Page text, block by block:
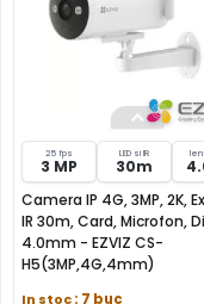
Puteti supraveghea
acoperita de
microfon incorporat,
zgomote suspecte,
locatia respectiva,
mare.
25 fps
3 MP
LED si IR
30m
Camera IP 4G, 3MP, 2K, Exterior,
IR 30m, Card, Microfon,
4.0mm - EZVIZ CS-
H5(3MP,4G,4mm)
In stoc: 7 buc